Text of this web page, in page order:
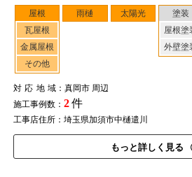
屋根
瓦屋根
金属屋根
その他
雨樋 太陽光
塗装
屋根塗
外壁塗
対応地域：真岡市 周辺
施工事例数： 2件
工事店住所：埼玉県加須市中樋遣川
もっと詳しく見る